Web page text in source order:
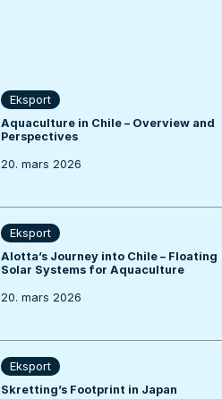
Eksport
Aquaculture in Chile – Overview and
Perspectives
20. mars 2026
Eksport
Alotta’s Journey into Chile – Floating
Solar Systems for Aquaculture
20. mars 2026
Eksport
Skretting’s Footprint in Japan